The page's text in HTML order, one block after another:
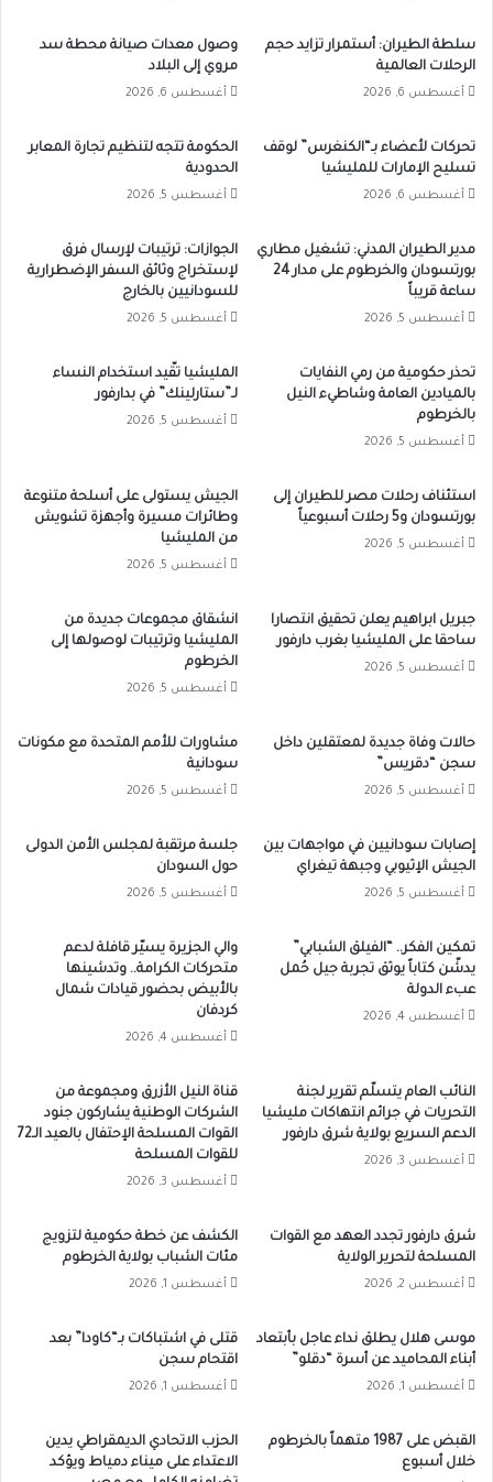
سلطة الطيران: أستمرار تزايد حجم
الرحلات العالمية
أغسطس 6, 2026
وصول معدات صيانة محطة سد
مروي إلى البلاد
أغسطس 6, 2026
تحركات لأعضاء بـ“الكنغرس” لوقف
تسليح الإمارات للمليشيا
أغسطس 6, 2026
الحكومة تتجه لتنظيم تجارة المعابر
الحدودية
أغسطس 5, 2026
مدير الطيران المدني: تشغيل مطاري
بورتسودان والخرطوم على مدار 24
ساعة قريباً
أغسطس 5, 2026
الجوازات: ترتيبات لإرسال فرق
لإستخراج وثائق السفر الإضطرارية
للسودانيين بالخارج
أغسطس 5, 2026
تحذر حكومية من رمي النفايات
بالميادين العامة وشاطيء النيل
بالخرطوم
أغسطس 5, 2026
المليشيا تقّيد استخدام النساء
لـ”ستارلينك” في بدارفور
أغسطس 5, 2026
استئناف رحلات مصر للطيران إلى
بورتسودان و5 رحلات أسبوعياً
أغسطس 5, 2026
الجيش يستولى على أسلحة متنوعة
وطائرات مسيرة وأجهزة تشويش
من المليشيا
أغسطس 5, 2026
جبريل ابراهيم يعلن تحقيق انتصارا
ساحقا على المليشيا بغرب دارفور
أغسطس 5, 2026
انشقاق مجموعات جديدة من
المليشيا وترتيبات لوصولها إلى
الخرطوم
أغسطس 5, 2026
حالات وفاة جديدة لمعتقلين داخل
سجن “دقريس”
أغسطس 5, 2026
مشاورات للأمم المتحدة مع مكونات
سودانية
أغسطس 5, 2026
إصابات سودانيين في مواجهات بين
الجيش الإثيوبي وجبهة تيغراي
أغسطس 5, 2026
جلسة مرتقبة لمجلس الأمن الدولى
حول السودان
أغسطس 5, 2026
تمكين الفكر.. “الفيلق الشبابي”
يدشّن كتاباً يوثق تجربة جيل حُمل
عبء الدولة
أغسطس 4, 2026
والي الجزيرة يسيّر قافلة لدعم
متحركات الكرامة.. وتدشينها
بالأبيض بحضور قيادات شمال
كردفان
أغسطس 4, 2026
النائب العام يتسلّم تقرير لجنة
التحريات في جرائم انتهاكات مليشيا
الدعم السريع بولاية شرق دارفور
أغسطس 3, 2026
قناة النيل الأزرق ومجموعة من
الشركات الوطنية يشاركون جنود
القوات المسلحة الإحتفال بالعيد الـ72
للقوات المسلحة
أغسطس 3, 2026
شرق دارفور تجدد العهد مع القوات
المسلحة لتحرير الولاية
أغسطس 2, 2026
الكشف عن خطة حكومية لتزويج
مئات الشباب بولاية الخرطوم
أغسطس 1, 2026
موسى هلال يطلق نداء عاجل بأبتعاد
أبناء المحاميد عن أسرة “دقلو”
أغسطس 1, 2026
قتلى في اشتباكات بـ“كاودا” بعد
اقتحام سجن
أغسطس 1, 2026
القبض على 1987 متهماً بالخرطوم
خلال أسبوع
الحزب الاتحادي الديمقراطي يدين
الاعتداء على ميناء دمياط ويؤكد